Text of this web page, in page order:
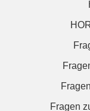
Fragen